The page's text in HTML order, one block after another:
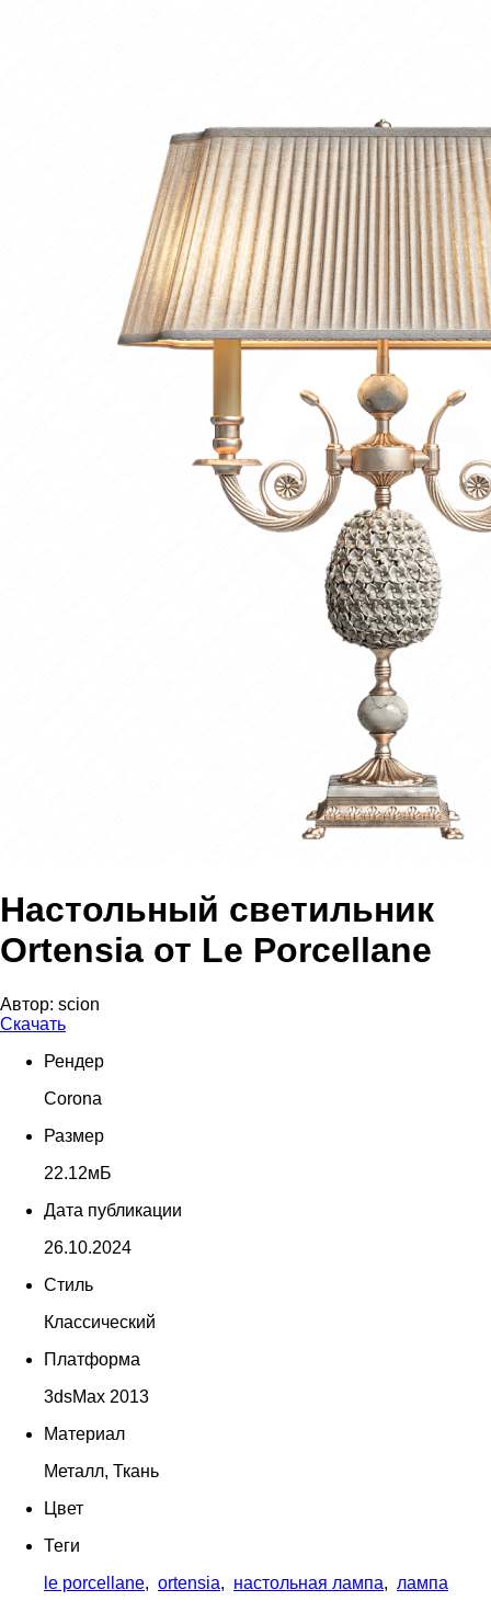
Настольный светильник
Ortensia от Le Porcellane
Автор: scion
Скачать
Рендер
Corona
Размер
22.12мБ
Дата публикации
26.10.2024
Стиль
Классический
Платформа
3dsMax 2013
Материал
Металл, Ткань
Цвет
Теги
le porcellane, ortensia, настольная лампа, лампа